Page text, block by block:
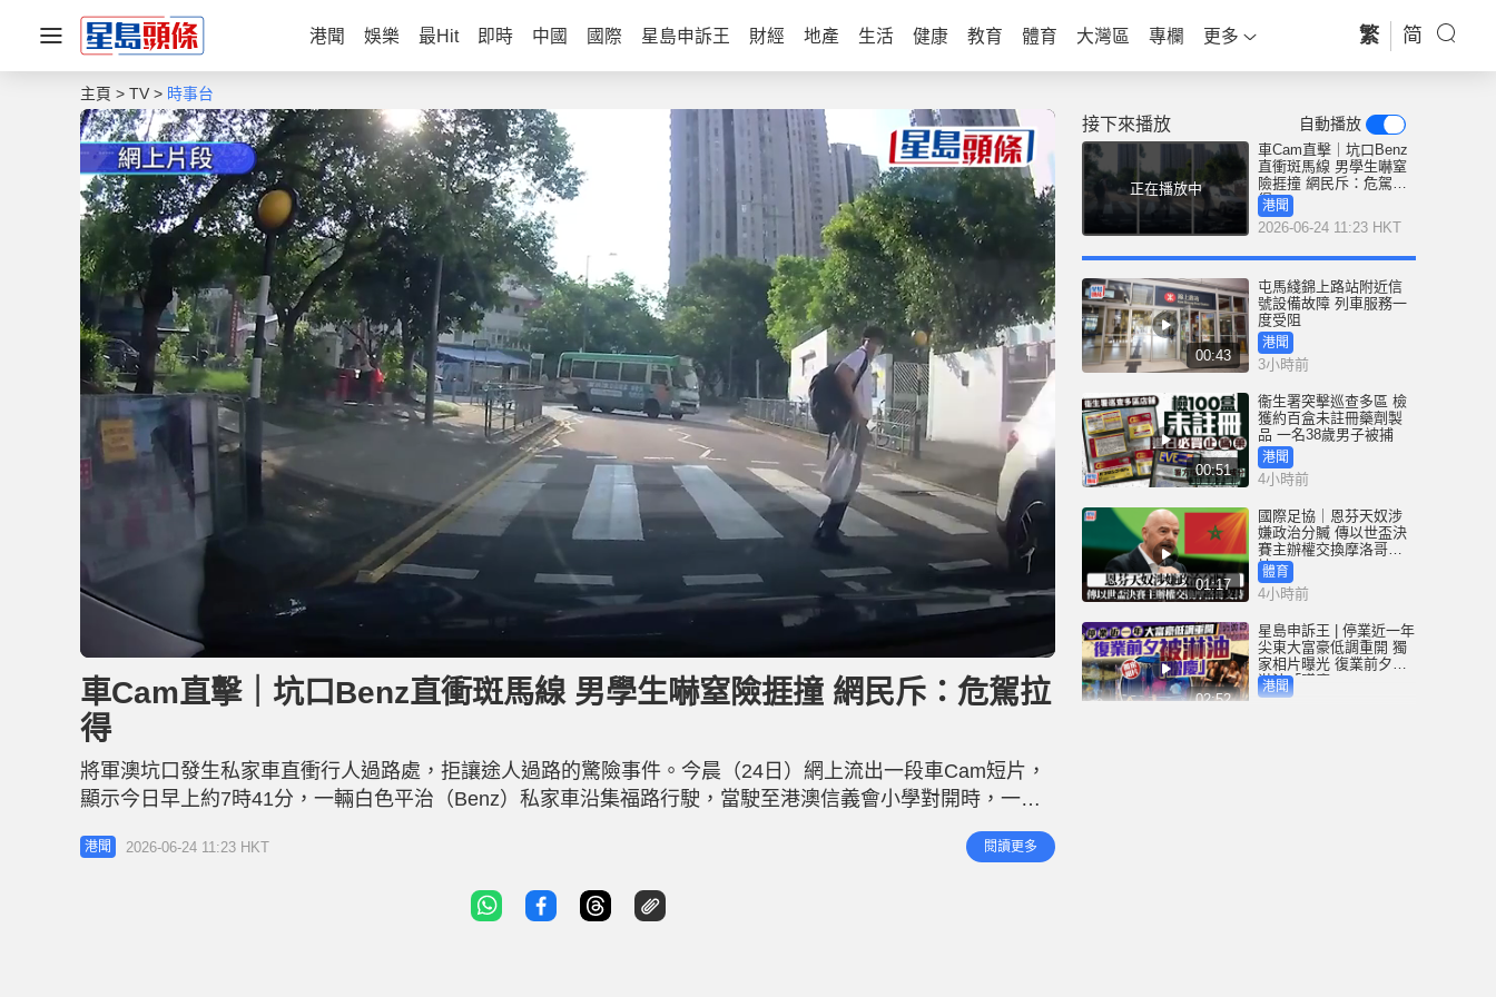
港聞 娛樂 最Hit 即時 中國 國際 星島申訴王 財經 地產 生活 健康 教育 體育 大灣區 專欄 更多 繁 简
主頁 TV 時事台
n
t
e
o
d
e
d
0
0
%
車Cam直擊｜坑口Benz直衝斑馬線 男學生嚇窒險捱撞 網民斥：危駕拉
得
將軍澳坑口發生私家車直衝行人過路處，拒讓途人過路的驚險事件。今晨（24日）網上流出一段車Cam短片，
顯示今日早上約7時41分，一輛白色平治（Benz）私家車沿集福路行駛，當駛至港澳信義會小學對開時，一名
男學生攜着書包和手挽袋正在斑馬線過路，未料平治未有收慢及停下，竟直接駛過斑馬線，與男生擦身而過。
男生嚇得目定口呆，更即時「窒步」未有繼續前行，幸他未有被撞倒。其後他一直望向涉平治，目送平治一路
港聞 2026-06-24 11:23 HKT 閱讀更多
接下來播放 自動播放
正在播放中
車Cam直擊｜坑口Benz
直衝斑馬線 男學生嚇窒
險捱撞 網民斥：危駕拉
得
港聞
2026-06-24 11:23 HKT
00:43
屯馬綫錦上路站附近信
號設備故障 列車服務一
度受阻
港聞
3小時前
00:51
衞生署突擊巡查多區 檢
獲約百盒未註冊藥劑製
品 一名38歲男子被捕
港聞
4小時前
01:17
國際足協｜恩芬天奴涉
嫌政治分贓 傳以世盃決
賽主辦權交換摩洛哥支
持
體育
4小時前
02:52
星島申訴王 | 停業近一年
尖東大富豪低調重開 獨
家相片曝光 復業前夕被
淋油「贈慶」
港聞